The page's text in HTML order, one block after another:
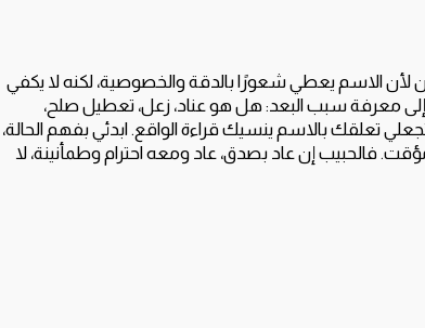
الاسم يعطي شعورًا بالدقة والخصوصية، لكنه لا يكفي
إلى معرفة سبب البعد: هل هو عناد، زعل، تعطيل صلح،
تعلقك بالاسم ينسيك قراءة الواقع. ابدئي بفهم الحالة،
فالحبيب إن عاد بصدق، عاد ومعه احترام وطمأنينة، لا